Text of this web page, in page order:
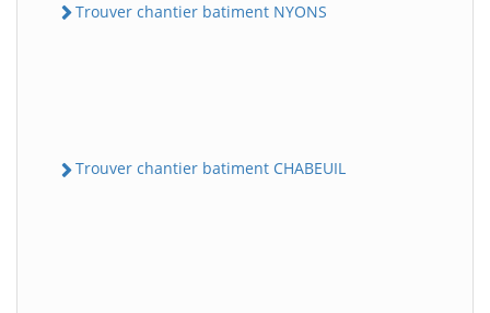
Trouver chantier batiment NYONS
Trouver chantier batiment CHABEUIL